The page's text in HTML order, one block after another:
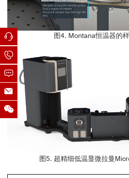
图4. Montana恒温器的
图5. 超精细低温显微拉曼